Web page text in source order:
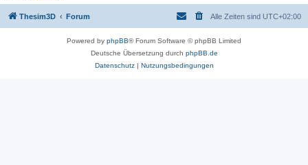
Thesim3D Forum Alle Zeiten sind UTC+02:00
Powered by phpBB® Forum Software © phpBB Limited
Deutsche Übersetzung durch phpBB.de
Datenschutz| Nutzungsbedingungen